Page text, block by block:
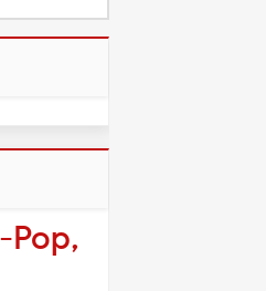
Pop,